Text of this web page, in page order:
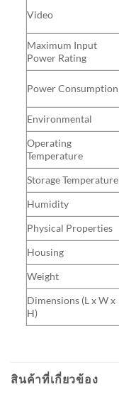
Video
Maximum Input
Power Rating
Power Consumption
Environmental
Operating
Temperature
Storage Temperature
Humidity
Physical Properties
Housing
Weight
Dimensions (L x W x
H)
สินค้าที่เกี่ยวข้อง